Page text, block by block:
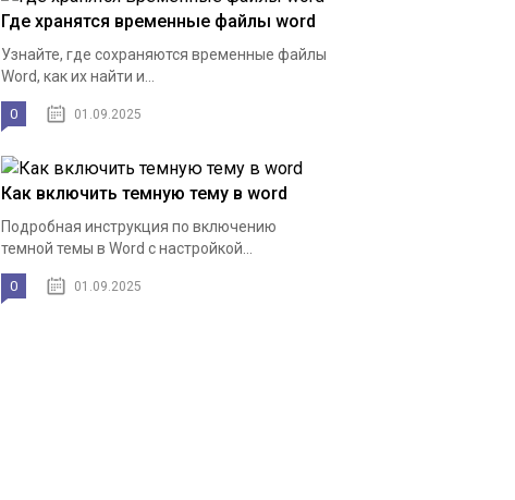
Где хранятся временные файлы word
Узнайте, где сохраняются временные файлы
Word, как их найти и...
0 01.09.2025
Как включить темную тему в word
Подробная инструкция по включению
темной темы в Word с настройкой...
0 01.09.2025